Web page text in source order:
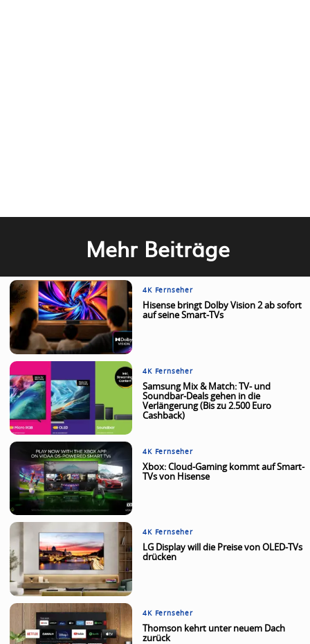
Mehr Beiträge
4K Fernseher
Hisense bringt Dolby Vision 2 ab sofort
auf seine Smart-TVs
4K Fernseher
Samsung Mix & Match: TV- und
Soundbar-Deals gehen in die
Verlängerung (Bis zu 2.500 Euro
Cashback)
4K Fernseher
Xbox: Cloud-Gaming kommt auf Smart-
TVs von Hisense
4K Fernseher
LG Display will die Preise von OLED-TVs
drücken
4K Fernseher
Thomson kehrt unter neuem Dach
zurück